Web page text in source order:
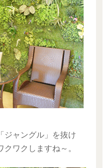
ジャングル」を抜け
ワクしますね～。